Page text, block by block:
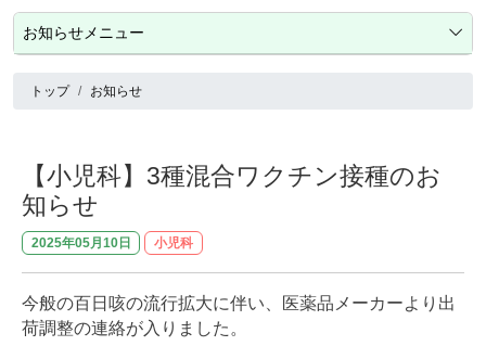
お知らせメニュー
トップ お知らせ
【小児科】3種混合ワクチン接種のお
知らせ
2025年05月10日 小児科
今般の百日咳の流行拡大に伴い、医薬品メーカーより出
荷調整の連絡が入りました。